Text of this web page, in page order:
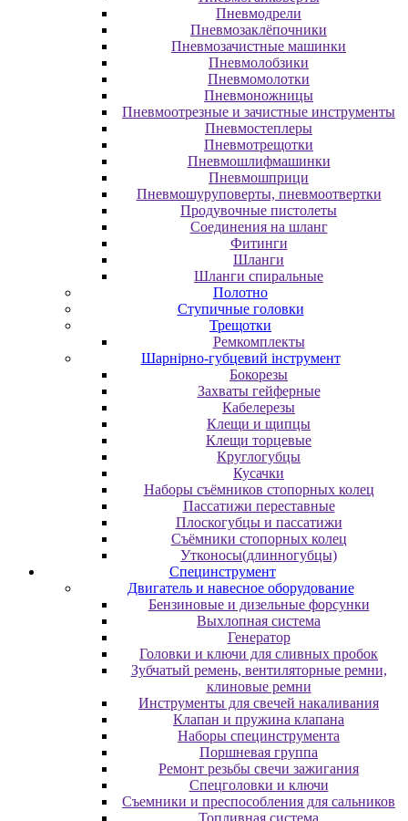
Пневмодрели
Пневмозаклёпочники
Пневмозачистные машинки
Пневмолобзики
Пневмомолотки
Пневмоножницы
Пневмоотрезные и зачистные инструменты
Пневмостеплеры
Пневмотрещотки
Пневмошлифмашинки
Пневмошприци
Пневмошуруповерты, пневмоотвертки
Продувочные пистолеты
Соединения на шланг
Фитинги
Шланги
Шланги спиральные
Полотно
Ступичные головки
Трещотки
Ремкомплекты
Шарнірно-губцевий інструмент
Бокорезы
Захваты гейферные
Кабелерезы
Клещи и щипцы
Клещи торцевые
Круглогубцы
Кусачки
Наборы съёмников стопорных колец
Пассатижи переставные
Плоскогубцы и пассатижи
Съёмники стопорных колец
Утконосы(длинногубцы)
Специнструмент
Двигатель и навесное оборудование
Бензиновые и дизельные форсунки
Выхлопная система
Генератор
Головки и ключи для сливных пробок
Зубчатый ремень, вентиляторные ремни,
клиновые ремни
Инструменты для свечей накаливания
Клапан и пружина клапана
Наборы специнструмента
Поршневая группа
Ремонт резьбы свечи зажигания
Спецголовки и ключи
Съемники и преспособления для сальников
Топливная система